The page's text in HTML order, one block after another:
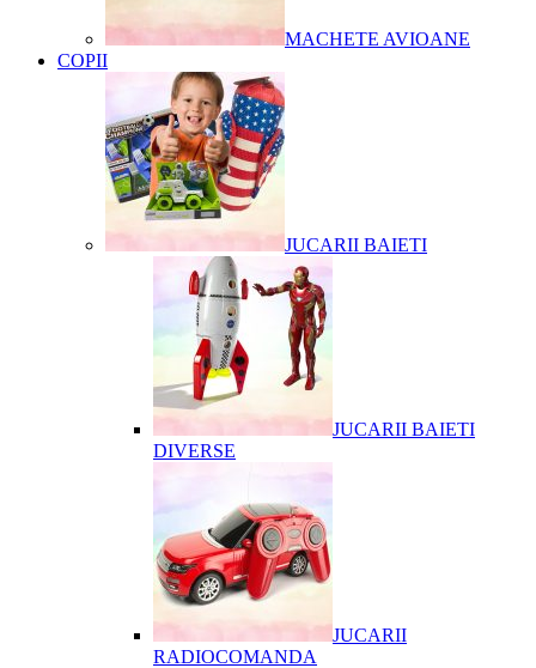
MACHETE AVIOANE
COPII
JUCARII BAIETI
JUCARII BAIETI
DIVERSE
JUCARII
RADIOCOMANDA